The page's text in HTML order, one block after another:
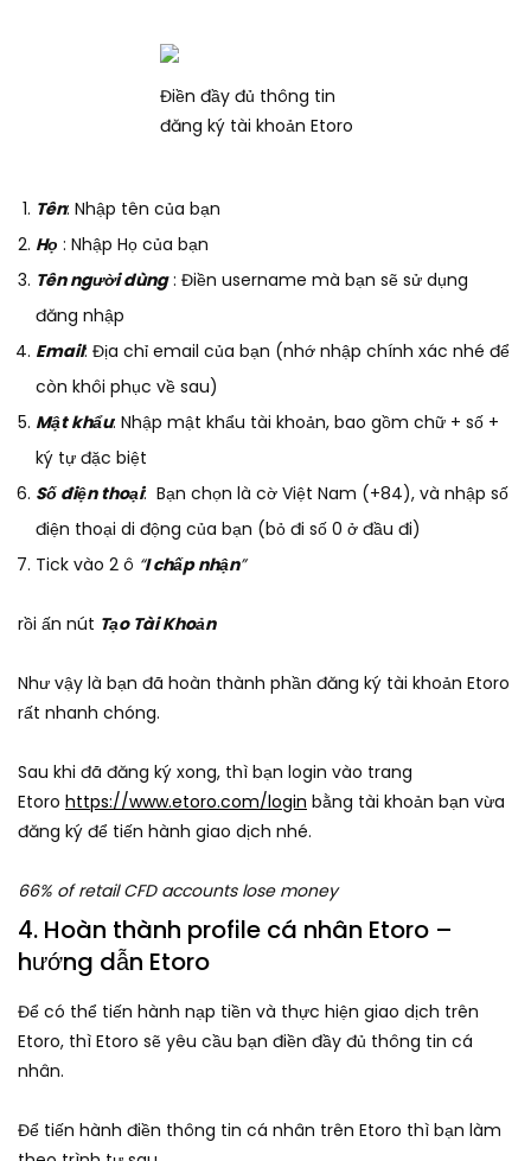
Điền đầy đủ thông tin
đăng ký tài khoản Etoro
Tên: Nhập tên của bạn
Họ : Nhập Họ của bạn
Tên người dùng: Điền username mà bạn sẽ sử dụng
đăng nhập
Email: Địa chỉ email của bạn (nhớ nhập chính xác nhé để
còn khôi phục về sau)
Mật khẩu: Nhập mật khẩu tài khoản, bao gồm chữ + số +
ký tự đặc biệt
Số điện thoại: Bạn chọn là cờ Việt Nam (+84), và nhập số
điện thoại di động của bạn (bỏ đi số 0 ở đầu đi)
Tick vào 2 ô “I chấp nhận”
rồi ấn nút Tạo Tài Khoản
Như vậy là bạn đã hoàn thành phần đăng ký tài khoản Etoro
rất nhanh chóng.
Sau khi đã đăng ký xong, thì bạn login vào trang
Etoro https://www.etoro.com/login bằng tài khoản bạn vừa
đăng ký để tiến hành giao dịch nhé.
66% of retail CFD accounts lose money
4. Hoàn thành profile cá nhân Etoro –
hướng dẫn Etoro
Để có thể tiến hành nạp tiền và thực hiện giao dịch trên
Etoro, thì Etoro sẽ yêu cầu bạn điền đầy đủ thông tin cá
nhân.
Để tiến hành điền thông tin cá nhân trên Etoro thì bạn làm